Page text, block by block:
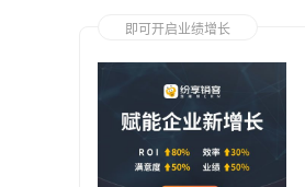
即可开启业绩增长